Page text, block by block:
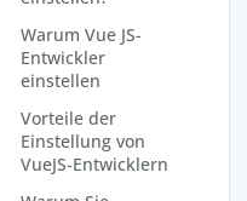
Warum Vue JS-
Entwickler
einstellen
Vorteile der
Einstellung von
VueJS-Entwicklern